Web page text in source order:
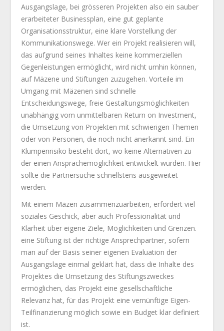
Ausgangslage, bei grösseren Projekten also ein sauber
erarbeiteter Businessplan, eine gut geplante
Organisationsstruktur, eine klare Vorstellung der
Kommunikationswege. Wer ein Projekt realisieren will,
das aufgrund seines Inhaltes keine kommerziellen
Gegenleistungen ermöglicht, wird nicht umhin können,
auf Mäzene und Stiftungen zuzugehen. Vorteile im
Umgang mit Mäzenen sind schnelle
Entscheidungswege, freie Gestaltungsmöglichkeiten
unabhängig vom unmittelbaren Return on Investment,
die Umsetzung von Projekten mit schwierigen Themen
oder von Personen, die noch nicht anerkannt sind. Ein
Klumpenrisiko besteht dort, wo keine Alternativen zu
der einen Ansprachemöglichkeit entwickelt wurden. Hier
sollte die Partnersuche schnellstens ausgeweitet
werden.
Mit einem Mäzen zusammenzuarbeiten, erfordert viel
soziales Geschick, aber auch Professionalität und
Klarheit über eigene Ziele, Möglichkeiten und Grenzen.
eine Stiftung ist der richtige Ansprechpartner, sofern
man auf der Basis seiner eigenen Evaluation der
Ausgangslage einmal geklärt hat, dass die Inhalte des
Projektes die Umsetzung des Stiftungszweckes
ermöglichen, das Projekt eine gesellschaftliche
Relevanz hat, für das Projekt eine vernünftige Eigen-
Teilfinanzierung möglich sowie ein Budget klar definiert
ist.